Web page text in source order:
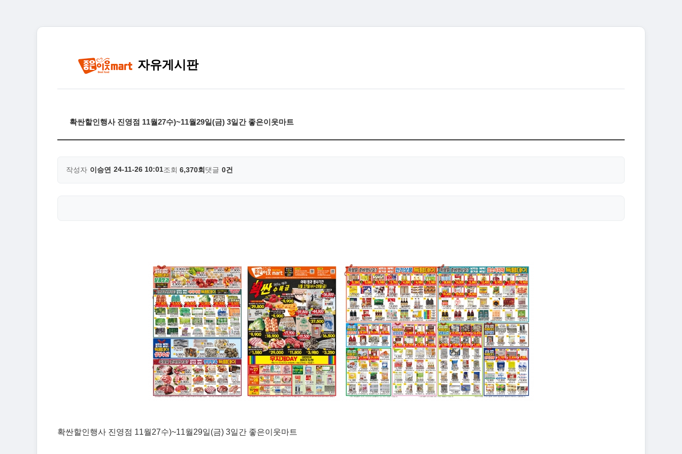
자유게시판
확싼할인행사 진영점 11월27수)~11월29일(금) 3일간 좋은이웃마트
작성자 이승연 24-11-26 10:01조회 6,370회 댓글 0건
확싼할인행사 진영점 11월27수)~11월29일(금) 3일간 좋은이웃마트